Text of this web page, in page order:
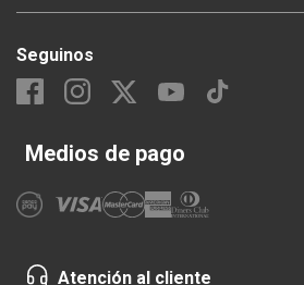
Seguinos
Medios de pago
Atención al cliente